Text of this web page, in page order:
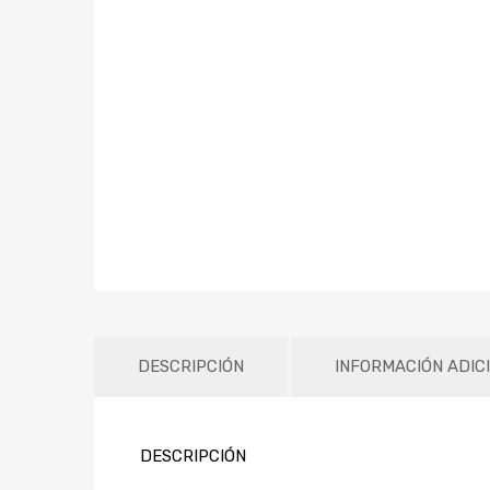
DESCRIPCIÓN INFORMACIÓN
DESCRIPCIÓN